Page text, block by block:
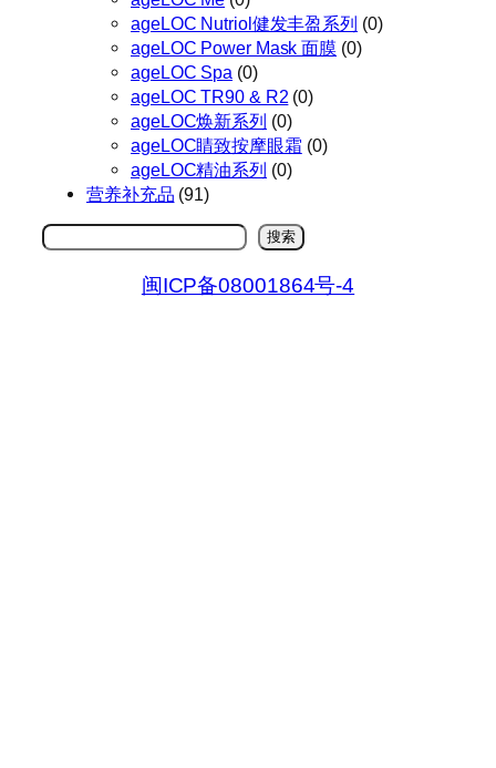
ageLOC Nutriol健发丰盈系列 (0)
ageLOC Power Mask 面膜 (0)
ageLOC Spa (0)
ageLOC TR90 & R2 (0)
ageLOC焕新系列 (0)
ageLOC睛致按摩眼霜 (0)
ageLOC精油系列 (0)
营养补充品 (91)
搜
搜索
闽ICP备08001864号-4